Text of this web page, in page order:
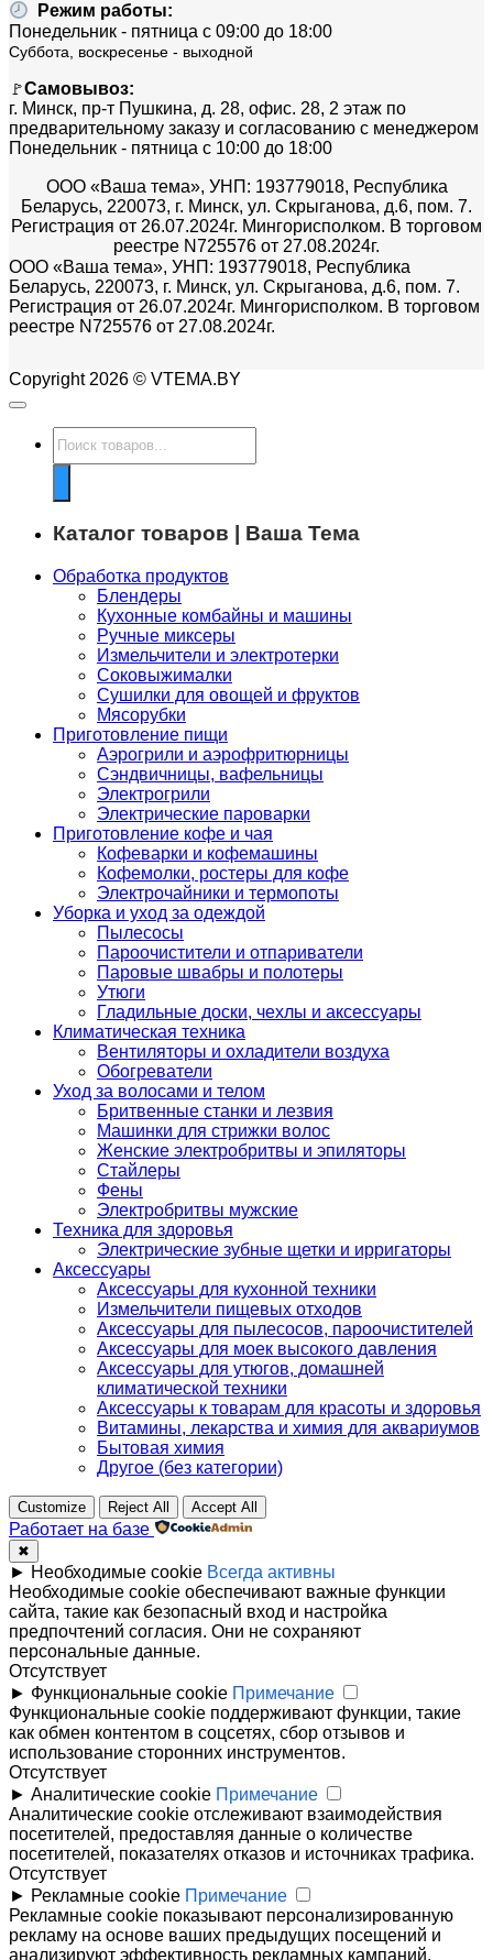
Режим работы:
Понедельник - пятница с 09:00 до 18:00
Суббота, воскресенье - выходной
🚩Самовывоз:
г. Минск, пр-т Пушкина, д. 28, офис. 28, 2 этаж по
предварительному заказу и согласованию с менеджером
Понедельник - пятница с 10:00 до 18:00
ООО «Ваша тема», УНП: 193779018, Республика
Беларусь, 220073, г. Минск, ул. Скрыганова, д.6, пом. 7.
Регистрация от 26.07.2024г. Мингорисполком. В торговом
реестре N725576 от 27.08.2024г.
ООО «Ваша тема», УНП: 193779018, Республика
Беларусь, 220073, г. Минск, ул. Скрыганова, д.6, пом. 7.
Регистрация от 26.07.2024г. Мингорисполком. В торговом
реестре N725576 от 27.08.2024г.
Copyright 2026 © VTEMA.BY
Поиск
товаров
Каталог товаров | Ваша Тема
Обработка продуктов
Блендеры
Кухонные комбайны и машины
Ручные миксеры
Измельчители и электротерки
Соковыжималки
Сушилки для овощей и фруктов
Мясорубки
Приготовление пищи
Аэрогрили и аэрофритюрницы
Сэндвичницы, вафельницы
Электрогрили
Электрические пароварки
Приготовление кофе и чая
Кофеварки и кофемашины
Кофемолки, ростеры для кофе
Электрочайники и термопоты
Уборка и уход за одеждой
Пылесосы
Пароочистители и отпариватели
Паровые швабры и полотеры
Утюги
Гладильные доски, чехлы и аксессуары
Климатическая техника
Вентиляторы и охладители воздуха
Обогреватели
Уход за волосами и телом
Бритвенные станки и лезвия
Машинки для стрижки волос
Женские электробритвы и эпиляторы
Стайлеры
Фены
Электробритвы мужские
Техника для здоровья
Электрические зубные щетки и ирригаторы
Аксессуары
Аксессуары для кухонной техники
Измельчители пищевых отходов
Аксессуары для пылесосов, пароочистителей
Аксессуары для моек высокого давления
Аксессуары для утюгов, домашней
климатической техники
Аксессуары к товарам для красоты и здоровья
Витамины, лекарства и химия для аквариумов
Бытовая химия
Другое (без категории)
Customize Reject All Accept All
Работает на базе
✖
► Необходимые cookie Всегда активны
Необходимые cookie обеспечивают важные функции
сайта, такие как безопасный вход и настройка
предпочтений согласия. Они не сохраняют
персональные данные.
Отсутствует
► Функциональные cookie Примечание
Функциональные cookie поддерживают функции, такие
как обмен контентом в соцсетях, сбор отзывов и
использование сторонних инструментов.
Отсутствует
► Аналитические cookie Примечание
Аналитические cookie отслеживают взаимодействия
посетителей, предоставляя данные о количестве
посетителей, показателях отказов и источниках трафика.
Отсутствует
► Рекламные cookie Примечание
Рекламные cookie показывают персонализированную
рекламу на основе ваших предыдущих посещений и
анализируют эффективность рекламных кампаний.